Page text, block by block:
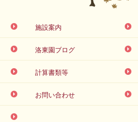
施設案内
洛東園ブログ
計算書類等
お問い合わせ